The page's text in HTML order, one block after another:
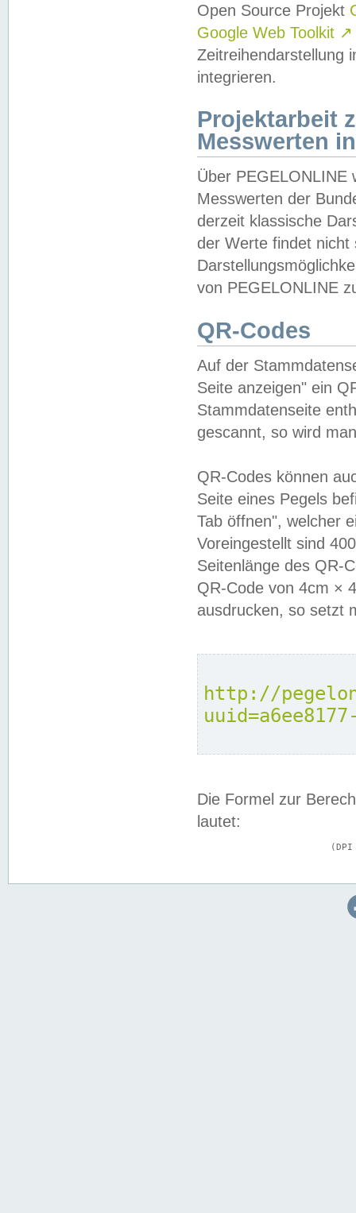
Open Source Projekt
Google Web Toolkit ↗
Zeitreihendarstellung
integrieren.
Projektarbeit
Messwerten
Über PEGELONLINE
Messwerten der
derzeit klassische
der Werte findet
von PEGELONLINE
QR-Codes
Auf der
Seite anzeigen" ein
Stammdatenseite
gescannt, so wird
QR-Codes können
Seite eines Pegels
Tab öffnen", welcher
Voreingestellt sind
Seitenlänge des QR-
QR-Code von 4cm ×
ausdrucken, so setzt
http://
Die Formel zur
lautet: